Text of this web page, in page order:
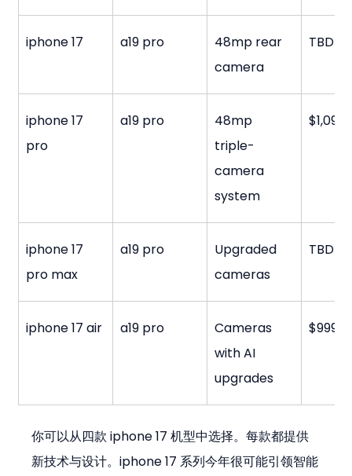
iphone 17 a19 pro
48mp rear
camera
TBD
iphone 17
pro
a19 pro
48mp
triple-
camera
system
$1,099
iphone 17
pro max
a19 pro
Upgraded
cameras
TBD
iphone 17 air a19 pro
Cameras
with AI
upgrades
$999
你可以从四款 iphone 17 机型中选择。每款都提供
新技术与设计。iphone 17 系列今年很可能引领智能